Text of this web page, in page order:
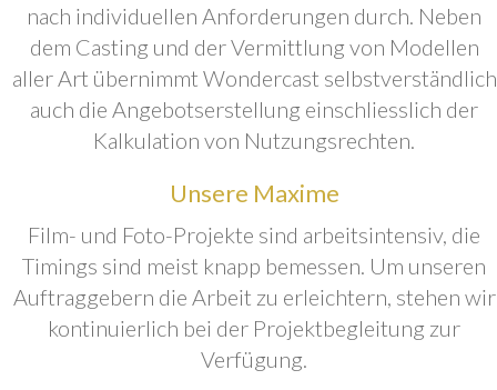
nach individuellen Anforderungen durch. Neben
dem Casting und der Vermittlung von Modellen
aller Art übernimmt Wondercast selbstverständlich
auch die Angebotserstellung einschliesslich der
Kalkulation von Nutzungsrechten.
Unsere Maxime
Film- und Foto-Projekte sind arbeitsintensiv, die
Timings sind meist knapp bemessen. Um unseren
Auftraggebern die Arbeit zu erleichtern, stehen wir
kontinuierlich bei der Projektbegleitung zur
Verfügung.